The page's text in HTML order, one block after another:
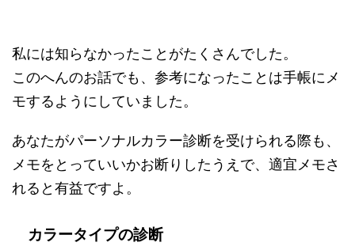
私には知らなかったことがたくさんでした。
このへんのお話でも、参考になったことは手帳にメ
モするようにしていました。
あなたがパーソナルカラー診断を受けられる際も、
メモをとっていいかお断りしたうえで、適宜メモさ
れると有益ですよ。
カラータイプの診断